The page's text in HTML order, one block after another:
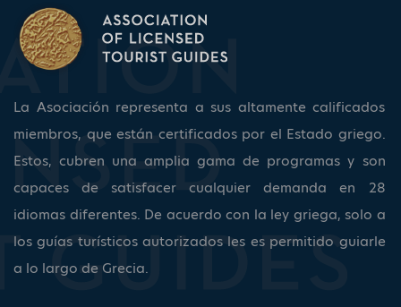
La Asociación representa a sus altamente calificados
miembros, que están certificados por el Estado griego.
Estos, cubren una amplia gama de programas y son
capaces de satisfacer cualquier demanda en 28
idiomas diferentes. De acuerdo con la ley griega, solo a
los guías turísticos autorizados les es permitido guiarle
a lo largo de Grecia.